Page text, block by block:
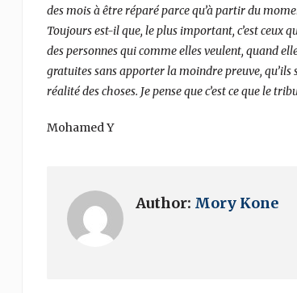
des mois à être réparé parce qu’à partir du
Toujours est-il que, le plus important, c’est
des personnes qui comme elles veulent, quand
gratuites sans apporter la moindre preuve,
réalité des choses. Je pense que c’est ce que le
Mohamed Y
Author: Mory Kone